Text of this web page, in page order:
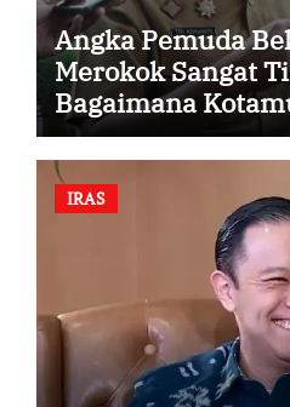
Angka Pemuda
Merokok Sangat
Bagaimana
IRAS